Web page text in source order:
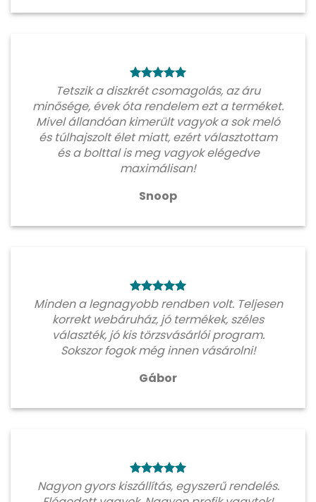
Tetszik a diszkrét csomagolás, az áru
minősége, évek óta rendelem ezt a terméket.
Mivel állandóan kimerült vagyok a sok meló
és túlhajszolt élet miatt, ezért választottam
és a bolttal is meg vagyok elégedve
maximálisan!
Snoop
Minden a legnagyobb rendben volt. Teljesen
korrekt webáruház, jó termékek, széles
választék, jó kis törzsvásárlói program.
Sokszor fogok még innen vásárolni!
Gábor
Nagyon gyors kiszállítás, egyszerű rendelés.